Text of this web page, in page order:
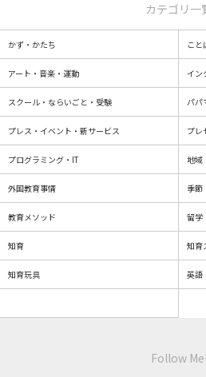
カテゴリ一
かず・かたち こと
アート・音楽・運動 イン
スクール・ならいごと・受験 パパ
プレス・イベント・新サービス プレ
プログラミング・IT 地域
外国教育事情 季節
教育メソッド 留学
知育 知育
知育玩具 英語
Follow Me!